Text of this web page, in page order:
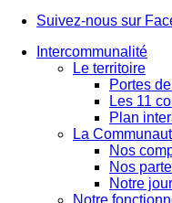
Suivez-nous sur
Intercommunalité
Le territoire
Portes
Les 11
Plan
La
Nos
Nos
Notre
Notre